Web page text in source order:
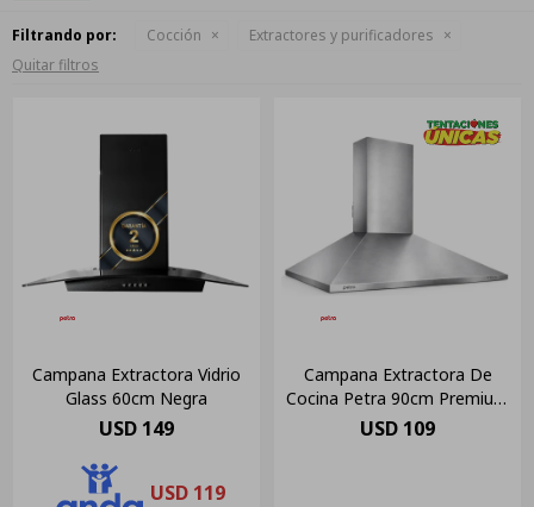
Filtrando por: Cocción
Extractores y purificadores
Quitar filtros
Campana Extractora Vidrio
Glass 60cm Negra
USD 149
USD 119
Campana Extractora De
Cocina Petra 90cm Premium
C/kit Instal Inox
USD 109